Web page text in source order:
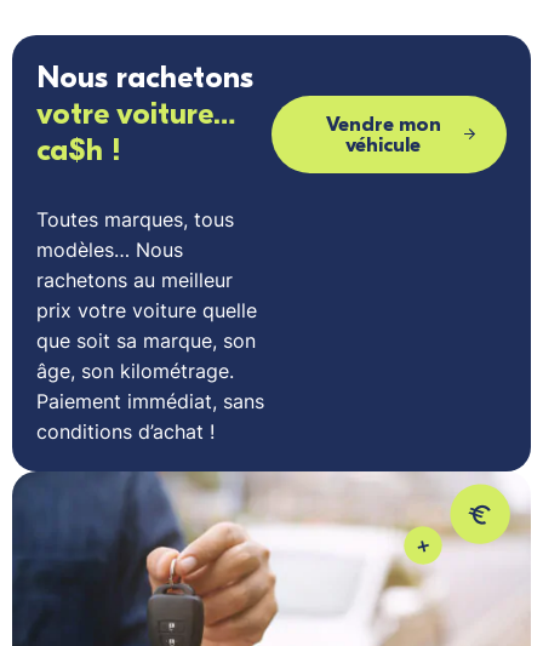
Nous rachetons
votre voiture…
ca$h !
Toutes marques, tous
modèles… Nous
rachetons au meilleur
prix votre voiture quelle
que soit sa marque, son
âge, son kilométrage.
Paiement immédiat, sans
conditions d’achat !
Vendre mon
véhicule